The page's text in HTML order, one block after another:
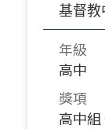
基督教
年級
高中
獎項
高中